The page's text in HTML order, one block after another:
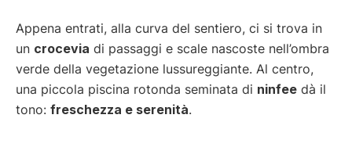
Appena entrati, alla curva del sentiero, ci si trova in
un crocevia di passaggi e scale nascoste nell’ombra
verde della vegetazione lussureggiante. Al centro,
una piccola piscina rotonda seminata di ninfee dà il
tono: freschezza e serenità.